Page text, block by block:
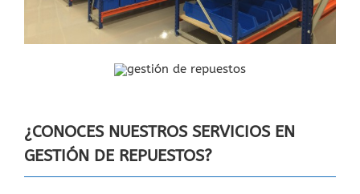
¿CONOCES NUESTROS SERVICIOS EN
GESTIÓN DE REPUESTOS?